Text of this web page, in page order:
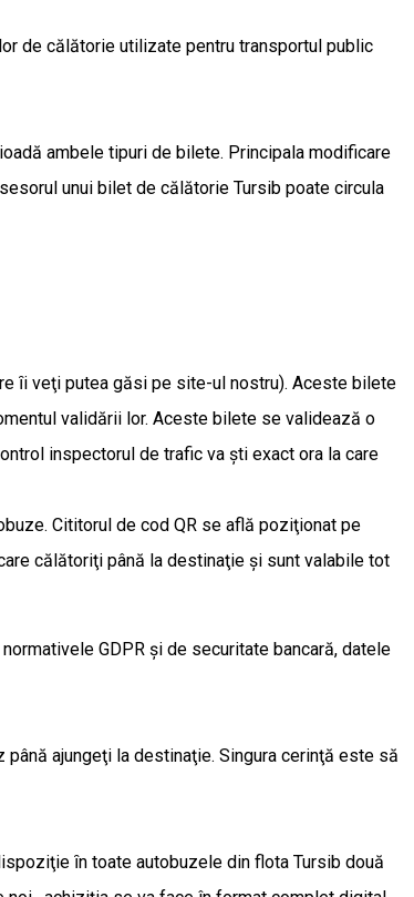
de călătorie utilizate pentru transportul public
ambele tipuri de bilete. Principala modificare
unui bilet de călătorie Tursib poate circula
ȋi veţi putea găsi pe site-ul nostru). Aceste bilete
validării lor. Aceste bilete se validează o
inspectorul de trafic va şti exact ora la care
Cititorul de cod QR se află poziţionat pe
călătoriţi până la destinaţie şi sunt valabile tot
GDPR şi de securitate bancară, datele
ajungeţi la destinaţie. Singura cerinţă este să
ȋn toate autobuzele din flota Tursib două